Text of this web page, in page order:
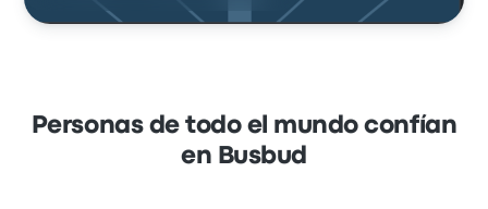
Personas de todo el mundo confían
en Busbud